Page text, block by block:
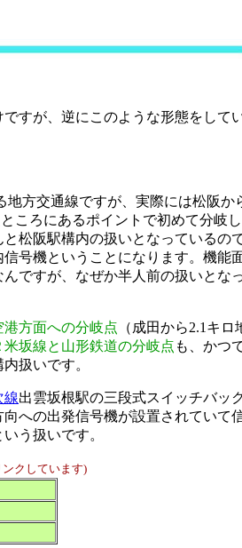
すが、逆にこのような形態をして
地方交通線ですが、実際には松阪か
ころにあるポイントで初めて分岐し
松阪駅構内の扱いとなっているの
号機ということになります。機能
ですが、なぜか半人前の扱いとな
港方面への分岐点 （成田から2.1キロ
米坂線と山形鉄道の分岐点 も、かつ
扱いです。
線出雲坂根駅の三段式スイッチバッ
への出発信号機が設置されていて
う扱いです。
クしています)